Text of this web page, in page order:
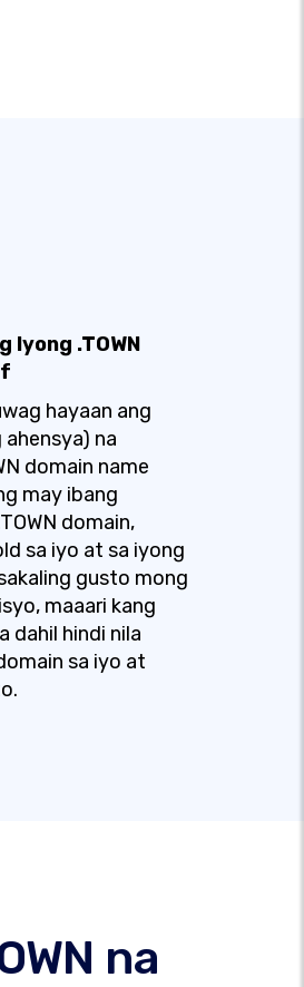
.TOWN
hayaan ang
na
domain name
may ibang
domain,
sa iyo at sa iyong
gusto mong
maaari kang
dahil hindi nila
sa iyo at
na